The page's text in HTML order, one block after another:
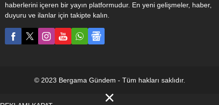
haberlerini içeren bir yayın platformudur. En yeni gelişmeler, haber,
duyuru ve ilanlar için takipte kalın.
© 2023 Bergama Gündem - Tüm hakları saklıdır.